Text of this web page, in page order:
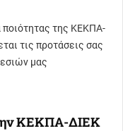
ποιότητας της ΚΕΚΠΑ-
τις προτάσεις σας
μας
ΚΕΚΠΑ-ΔΙΕΚ